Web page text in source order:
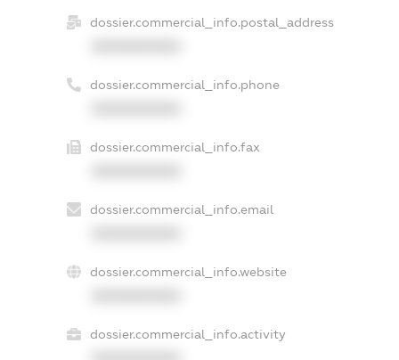
dossier.commercial_info.postal_address
dossier.commercial_info.phone
dossier.commercial_info.fax
dossier.commercial_info.email
dossier.commercial_info.website
dossier.commercial_info.activity